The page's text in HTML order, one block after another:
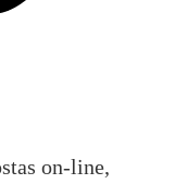
on-line,